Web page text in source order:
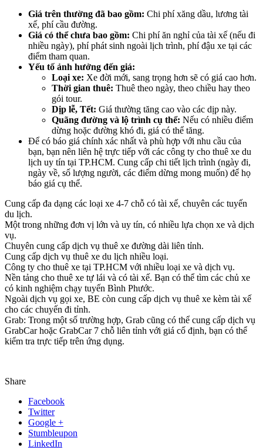
Giá trên thường đã bao gồm: Chi phí xăng dầu, lương tài
xế, phí cầu đường.
Giá có thể chưa bao gồm: Chi phí ăn nghỉ của tài xế (nếu đi
nhiều ngày), phí phát sinh ngoài lịch trình, phí đậu xe tại các
điểm tham quan.
Yếu tố ảnh hưởng đến giá:
Loại xe: Xe đời mới, sang trọng hơn sẽ có giá cao hơn.
Thời gian thuê: Thuê theo ngày, theo chiều hay theo
gói tour.
Dịp lễ, Tết: Giá thường tăng cao vào các dịp này.
Quãng đường và lộ trình cụ thể: Nếu có nhiều điểm
dừng hoặc đường khó đi, giá có thể tăng.
Để có báo giá chính xác nhất và phù hợp với nhu cầu của
bạn, bạn nên liên hệ trực tiếp với các công ty cho thuê xe du
lịch uy tín tại TP.HCM. Cung cấp chi tiết lịch trình (ngày đi,
ngày về, số lượng người, các điểm dừng mong muốn) để họ
báo giá cụ thể.
Cung cấp đa dạng các loại xe 4-7 chỗ có tài xế, chuyên các tuyến
du lịch.
Một trong những đơn vị lớn và uy tín, có nhiều lựa chọn xe và dịch
vụ.
Chuyên cung cấp dịch vụ thuê xe đường dài liên tỉnh.
Cung cấp dịch vụ thuê xe du lịch nhiều loại.
Công ty cho thuê xe tại TP.HCM với nhiều loại xe và dịch vụ.
Nền tảng cho thuê xe tự lái và có tài xế. Bạn có thể tìm các chủ xe
có kinh nghiệm chạy tuyến Bình Phước.
Ngoài dịch vụ gọi xe, BE còn cung cấp dịch vụ thuê xe kèm tài xế
cho các chuyến đi tỉnh.
Grab: Trong một số trường hợp, Grab cũng có thể cung cấp dịch vụ
GrabCar hoặc GrabCar 7 chỗ liên tỉnh với giá cố định, bạn có thể
kiểm tra trực tiếp trên ứng dụng.
Share
Facebook
Twitter
Google +
Stumbleupon
LinkedIn